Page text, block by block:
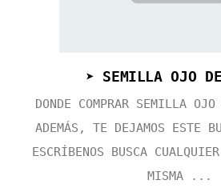
➤ SEMILLA OJO
DONDE COMPRAR SEMILLA
ADEMÁS, TE DEJAMOS ESTE
ESCRÍBENOS BUSCA
MISMA ...